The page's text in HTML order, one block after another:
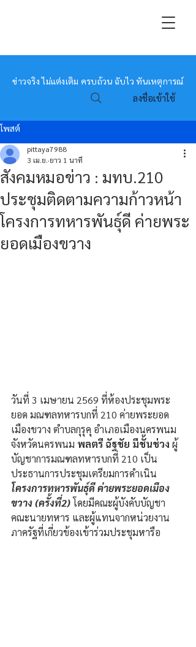
หมอข่าว
ข่าวจริง ไม่แต่งเติม ครบถ้วน ฉับไว ทันเหตุการณ์
ลงชื่อเข้าใช้
โพสต์
สังคมหมอข่าว : มทบ.210
ประชุมติดตามความก้าวหน้า
โครงการทหารพันธุ์ดี ค่ายพระ
ยอดเมืองขวาง
pittaya7988
3 เม.ย. ยาว 1 นาที
วันที่ 3 เมษายน 2569 ที่ห้องประชุมพระ
ยอด มณฑลทหารบกที่ 210 ค่ายพระยอด
เมืองขวาง ตำบลกุรุคุ อำเภอเมืองนครพนม
จังหวัดนครพนม พลตรี ฉัฐชัย มีชั้นช่วง ผู้
บัญชาการมณฑลทหารบกที่ 210 เป็น
ประธานการประชุมเตรียมการดำเนิน
โครงการทหารพันธุ์ดี ค่ายพระยอดเมือง
ขวาง (ครั้งที่2) โดยมีคณะผู้บังคับบัญชา
คณะนายทหาร และผู้แทนจากหน่วยงาน
ภาครัฐที่เกี่ยวข้องเข้าร่วมประชุมหารือ